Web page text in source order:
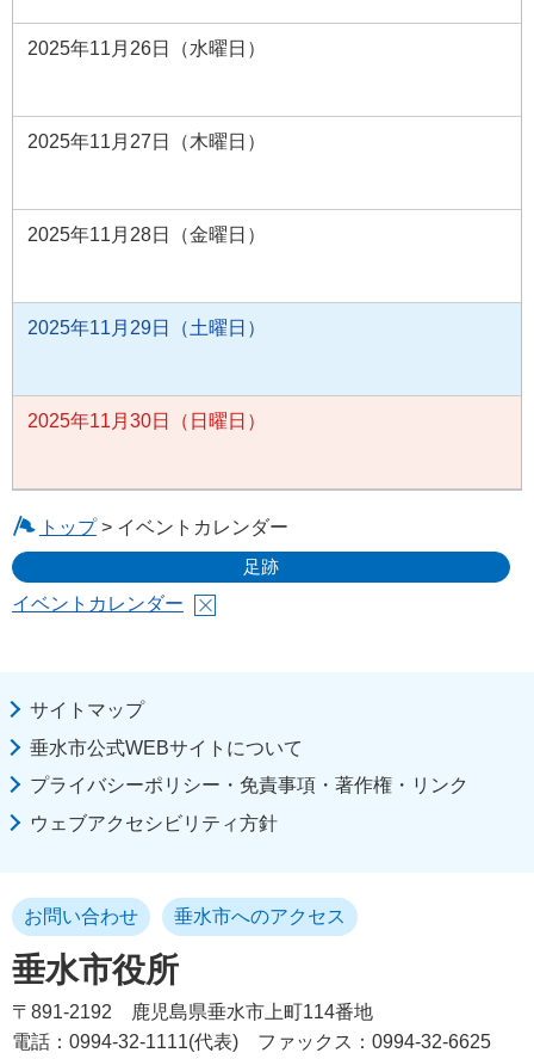
2025年11月26日（水曜日）
2025年11月27日（木曜日）
2025年11月28日（金曜日）
2025年11月29日（土曜日）
2025年11月30日（日曜日）
トップ> イベントカレンダー
足跡
イベントカレンダー
サイトマップ
垂水市公式WEBサイトについて
プライバシーポリシー・免責事項・著作権・リンク
ウェブアクセシビリティ方針
垂水市役所
お問い合わせ 垂水市へのアクセス
〒891-2192
鹿児島県垂水市上町114番地
電話：0994-32-1111(代表)
ファックス：0994-32-6625